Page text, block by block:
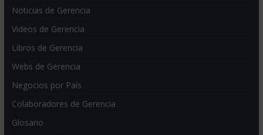
Noticias de Gerencia
Videos de Gerencia
Libros de Gerencia
Webs de Gerencia
Negocios por País
Colaboradores de Gerencia
Glosario